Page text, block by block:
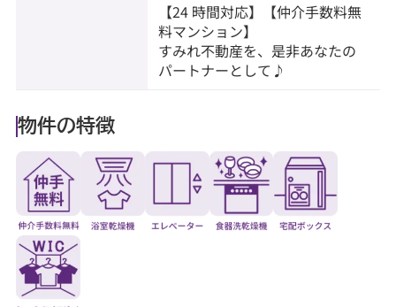
【24 時間対応】【仲介手数料無
料マンション】
すみれ不動産を、是非あなたの
パートナーとして♪
物件の特徴